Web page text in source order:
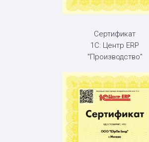
Сертификат
1С: Центр ERP
"Производство"